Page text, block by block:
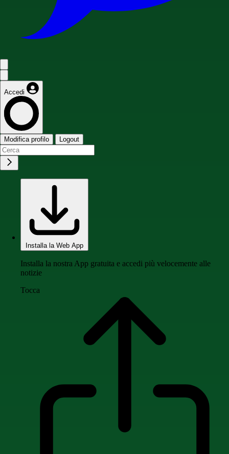
Accedi
Modifica profilo Logout
Installa la Web App
Installa la nostra App gratuita e accedi più velocemente alle
notizie
Tocca